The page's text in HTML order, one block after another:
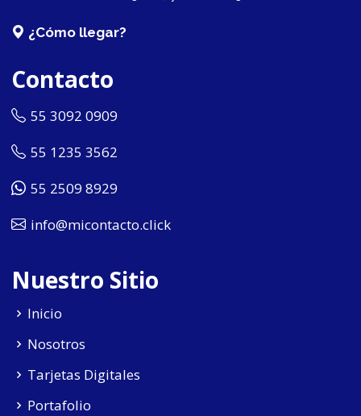
¿Cómo llegar?
Contacto
55 3092 0909
55 1235 3562
55 2509 8929
info@micontacto.click
Nuestro Sitio
Inicio
Nosotros
Tarjetas Digitales
Portafolio